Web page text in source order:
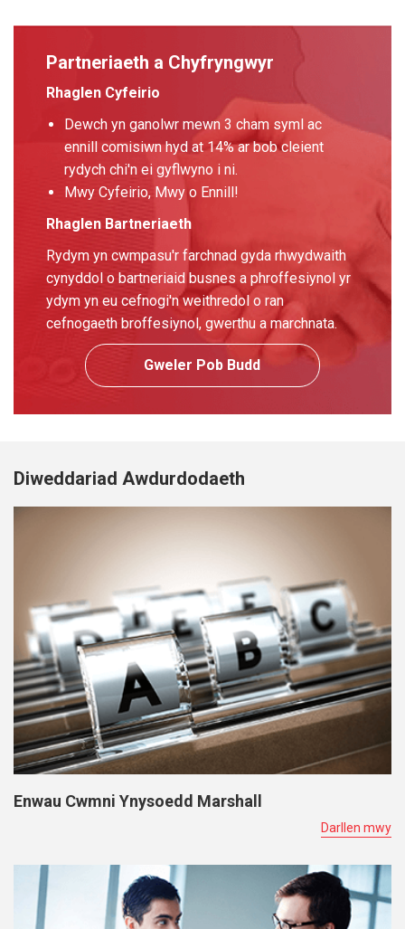
Partneriaeth a Chyfryngwyr
Rhaglen Cyfeirio
Dewch yn ganolwr mewn 3 cham syml ac
ennill comisiwn hyd at 14% ar bob cleient
rydych chi'n ei gyflwyno i ni.
Mwy Cyfeirio, Mwy o Ennill!
Rhaglen Bartneriaeth
Rydym yn cwmpasu'r farchnad gyda rhwydwaith
cynyddol o bartneriaid busnes a phroffesiynol yr
ydym yn eu cefnogi'n weithredol o ran
cefnogaeth broffesiynol, gwerthu a marchnata.
Gweler Pob Budd
Diweddariad Awdurdodaeth
Enwau Cwmni Ynysoedd Marshall
Darllen mwy